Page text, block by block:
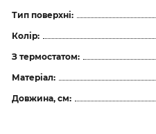
Тип поверхні:
Колір:
З термостатом:
Матеріал:
Довжина, см: